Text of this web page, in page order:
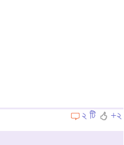
২ টি
+২